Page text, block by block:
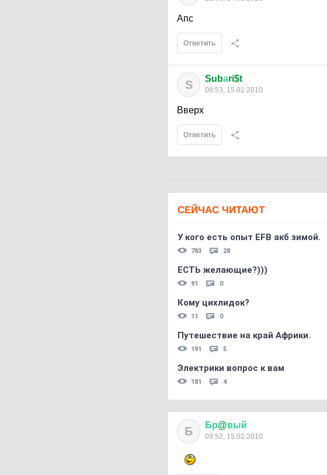
Апс
Ответить
S Subаri$t
08:53, 15.02.2010
Вверх
Ответить
СЕЙЧАС ЧИТАЮТ
У кого есть опыт EFB акб зимой.
783 28
ЕСТЬ желающие?)))
91 0
Кому цихлидок?
11 0
Путешествие на край Африки.
191 5
Электрики вопрос к вам
181 4
Б Бр@вый
09:52, 15.02.2010